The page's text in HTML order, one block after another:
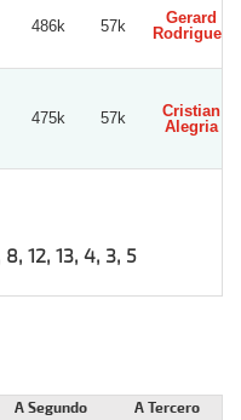
486k 57k
Gerard
Rodriguez
475k 57k
Cristian
Alegria
8, 12, 13, 4, 3, 5
A Segundo A Tercero